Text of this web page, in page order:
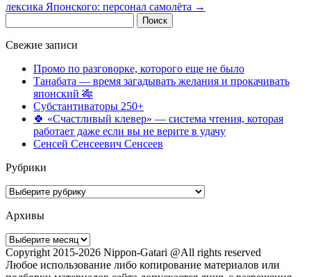
лексика Японского: персонал самолёта →
Свежие записи
Промо по разговорке, которого еще не было
Танабата — время загадывать желания и прокачивать
японский 🎋
Субстантиваторы 250+
🍀 «Счастливый клевер» — система чтения, которая
работает даже если вы не верите в удачу
Сенсей Сенсеевич Сенсеев
Рубрики
Рубрики
Архивы
Архивы
Copyright 2015-2026 Nippon-Gatari @All rights reserved
Любое использование либо копирование материалов или